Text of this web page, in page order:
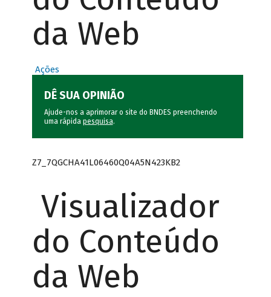
da Web
Ações
DÊ SUA OPINIÃO
Ajude-nos a aprimorar o site do BNDES preenchendo
uma rápida pesquisa.
Z7_7QGCHA41L06460Q04A5N423KB2
Visualizador
do Conteúdo
da Web